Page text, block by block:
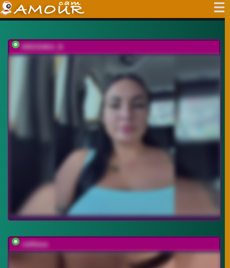
KROSHKA_N
vattttaaa